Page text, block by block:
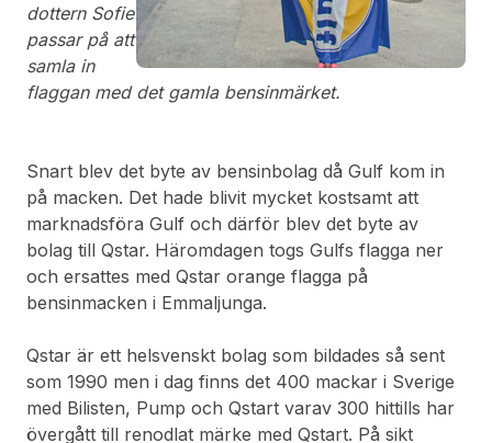
dottern Sofie
passar på att
samla in
flaggan med det gamla bensinmärket.
Snart blev det byte av bensinbolag då Gulf kom in
på macken. Det hade blivit mycket kostsamt att
marknadsföra Gulf och därför blev det byte av
bolag till Qstar. Häromdagen togs Gulfs flagga ner
och ersattes med Qstar orange flagga på
bensinmacken i Emmaljunga.
Qstar är ett helsvenskt bolag som bildades så sent
som 1990 men i dag finns det 400 mackar i Sverige
med Bilisten, Pump och Qstart varav 300 hittills har
övergått till renodlat märke med Qstart. På sikt